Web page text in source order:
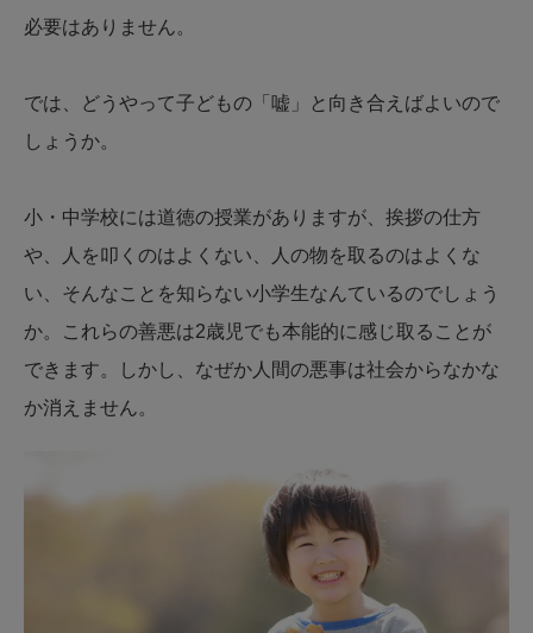
必要はありません。
では、どうやって子どもの「嘘」と向き合えばよいので
しょうか。
小・中学校には道徳の授業がありますが、挨拶の仕方
や、人を叩くのはよくない、人の物を取るのはよくな
い、そんなことを知らない小学生なんているのでしょう
か。これらの善悪は2歳児でも本能的に感じ取ることが
できます。しかし、なぜか人間の悪事は社会からなかな
か消えません。